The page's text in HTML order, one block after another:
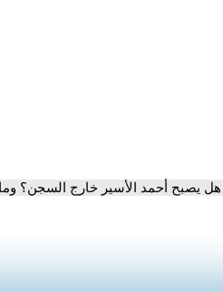
يصبح أحمد الأسير خارج السجن؟